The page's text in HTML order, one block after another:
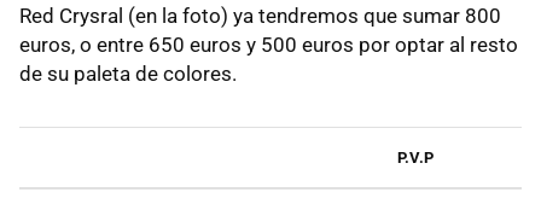
Red Crysral (en la foto) ya tendremos que sumar 800
euros, o entre 650 euros y 500 euros por optar al resto
de su paleta de colores.
P.V.P